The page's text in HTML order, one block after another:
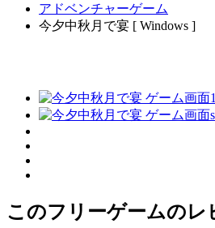
アドベンチャーゲーム
今夕中秋月で宴 [ Windows ]
このフリーゲームのレ